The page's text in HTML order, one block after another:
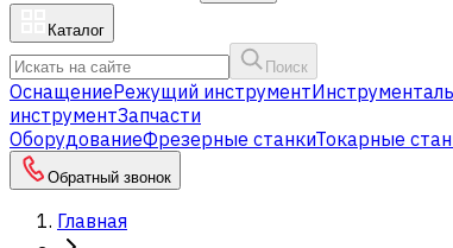
Каталог
Поиск
ОснащениеРежущий инструмент
инструментЗапчасти
ОборудованиеФрезерные станкиТокарные
Обратный звонок
Главная